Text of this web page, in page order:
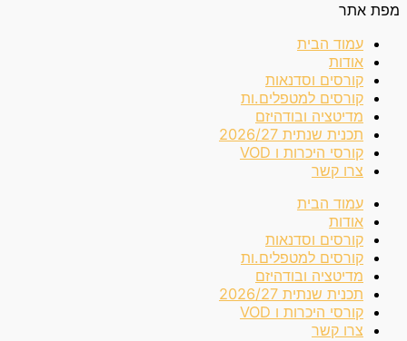
מפת אתר
עמוד הבית
אודות
קורסים וסדנאות
קורסים למטפלים.ות
מדיטציה ובודהיזם
תכנית שנתית 2026/27
קורסי היכרות ו VOD
צרו קשר
עמוד הבית
אודות
קורסים וסדנאות
קורסים למטפלים.ות
מדיטציה ובודהיזם
תכנית שנתית 2026/27
קורסי היכרות ו VOD
צרו קשר